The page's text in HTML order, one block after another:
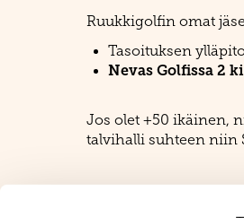
Ruukkigolfin omat
Tasoituksen
Nevas Golfissa 2
Jos olet +50 ikäinen,
talvihalli suhteen niin